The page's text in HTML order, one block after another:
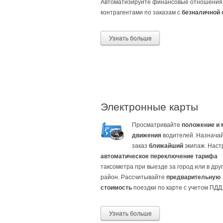
Автоматизируйте финансовые отношения
контрагентами по заказам с безналичной
Узнать больше
Электронные карты
Просматривайте положение и
движения водителей.
заказ ближайший экипаж.
автоматическое переключение тарифа
таксометра при выезде за город или в
район. Рассчитывайте предварительную
стоимость поездки по карте с учетом ПДД.
Узнать больше